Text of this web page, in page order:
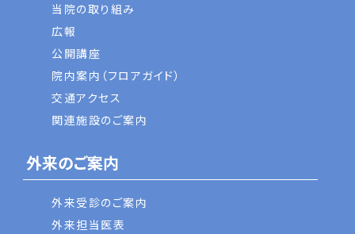
当院の取り組み
広報
公開講座
院内案内（フロアガイド）
交通アクセス
関連施設のご案内
外来のご案内
外来受診のご案内
外来担当医表